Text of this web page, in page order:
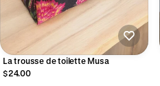
La trousse de toilette Musa
$24.00